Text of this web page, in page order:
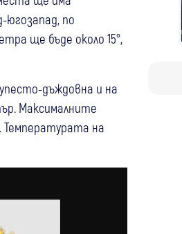
югозапад, по
ще бъде около 15°,
дъждовна и на
Максималните
Температурата на